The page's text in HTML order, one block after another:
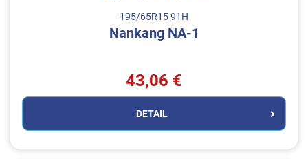
195/65R15 91H
Nankang NA-1
43,06 €
DETAIL